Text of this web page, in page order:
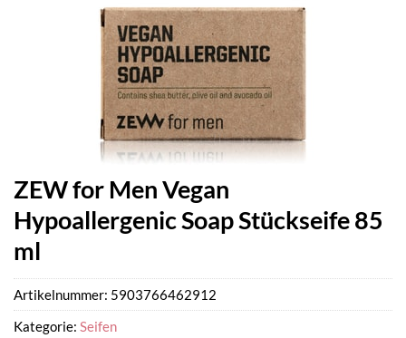
ZEW for Men Vegan
Hypoallergenic Soap Stückseife 85
ml
Artikelnummer: 5903766462912
Kategorie: Seifen